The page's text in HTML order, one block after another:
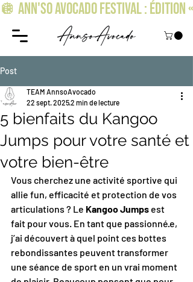
🪩 ANN'SO AVOCADO FESTIVAL :
Post
5 bienfaits du Kangoo
Jumps pour votre santé et
votre bien-être
TEAM AnnsoAvocado
22 sept. 20252 min de lecture
Vous cherchez une activité sportive qui
allie fun, efficacité et protection de vos
articulations ? Le Kangoo Jumps est
fait pour vous. En tant que passionné·e,
j’ai découvert à quel point ces bottes
rebondissantes peuvent transformer
une séance de sport en un vrai moment